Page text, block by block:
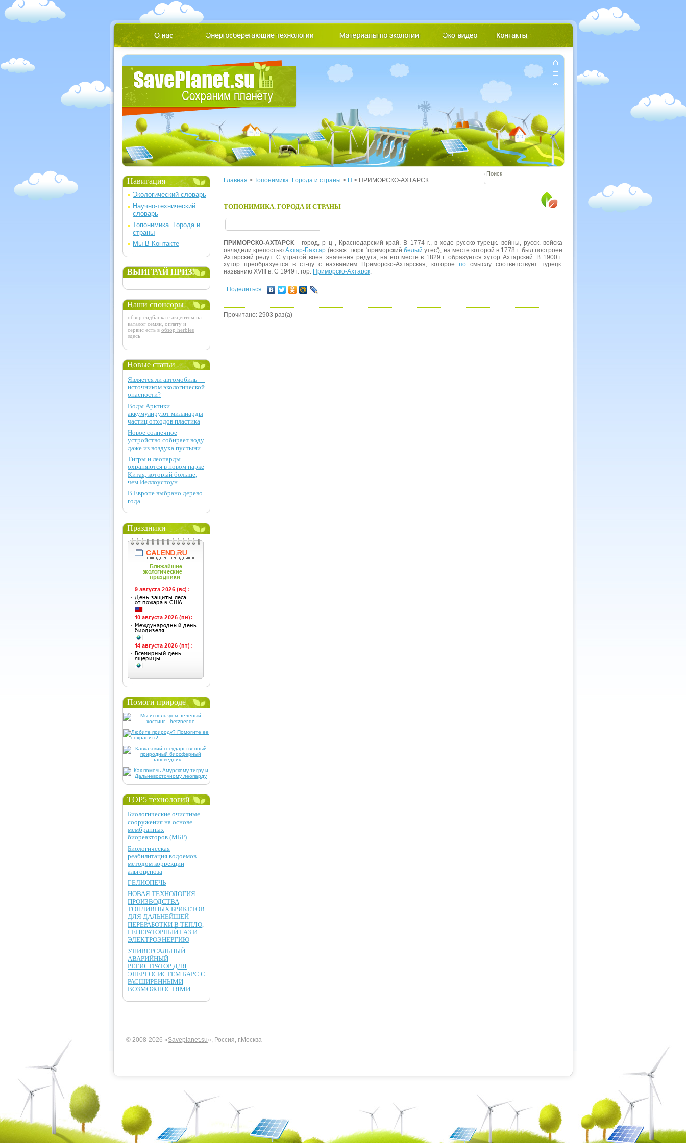
Главная > Топонимика. Города и страны > П > ПРИМОРСКО-АХТАРСК
ТОПОНИМИКА. ГОРОДА И СТРАНЫ
ПРИМОРСКО-АХТАРСК - город, р ц , Краснодарский край. В 1774 г., в ходе русско-турецк. войны, русск. войска
овладели крепостьюАхтар-Бахтар (искаж. тюрк. 'приморскийбелый утес'), на месте которой в 1778 г. был построен
Ахтарский редут. С утратой воен. значения редута, на его месте в 1829 г. образуется хутор Ахтарский. В 1900 г.
хутор преобразуется в ст-цу с названием Приморско-Ахтарская, которое по смыслу соответствует турецк.
названию XVIII в. С 1949 г. гор. Приморско-Ахтарск.
Поделиться
Прочитано: 2903 раз(а)
Навигация
Экологический словарь
Научно-технический
словарь
Топонимика. Города и
страны
Мы В Контакте
ВЫИГРАЙ ПРИЗ!
Наши спонсоры
обзор сидбанка с акцентом на
каталог семян, оплату и
сервис есть в обзор herbies
здесь
Новые статьи
Является ли автомобиль —
источником экологической
опасности?
Воды Арктики
аккумулируют миллиарды
частиц отходов пластика
Новое солнечное
устройство собирает воду
даже из воздуха пустыни
Тигры и леопарды
охраняются в новом парке
Китая, который больше,
чем Йеллоустоун
В Европе выбрано дерево
года
Праздники
Помоги природе
TOP5 технологий
Биологические очистные
сооружения на основе
мембранных
биореакторов (МБР)
Биологическая
реабилитация водоемов
методом коррекции
альгоценоза
ГЕЛИОПЕЧЬ
НОВАЯ ТЕХНОЛОГИЯ
ПРОИЗВОДСТВА
ТОПЛИВНЫХ БРИКЕТОВ
ДЛЯ ДАЛЬНЕЙШЕЙ
ПЕРЕРАБОТКИ В ТЕПЛО,
ГЕНЕРАТОРНЫЙ ГАЗ И
ЭЛЕКТРОЭНЕРГИЮ
УНИВЕРСАЛЬНЫЙ
АВАРИЙНЫЙ
РЕГИСТРАТОР ДЛЯ
ЭНЕРГОСИСТЕМ БАРС С
РАСШИРЕННЫМИ
ВОЗМОЖНОСТЯМИ
© 2008-2026 «Saveplanet.su», Россия, г.Москва